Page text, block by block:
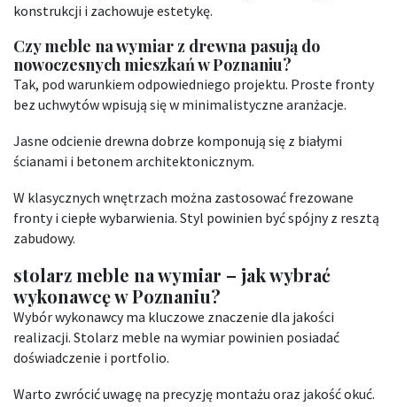
konstrukcji i zachowuje estetykę.
Czy meble na wymiar z drewna pasują do
nowoczesnych mieszkań w Poznaniu?
Tak, pod warunkiem odpowiedniego projektu. Proste fronty
bez uchwytów wpisują się w minimalistyczne aranżacje.
Jasne odcienie drewna dobrze komponują się z białymi
ścianami i betonem architektonicznym.
W klasycznych wnętrzach można zastosować frezowane
fronty i ciepłe wybarwienia. Styl powinien być spójny z resztą
zabudowy.
stolarz meble na wymiar – jak wybrać
wykonawcę w Poznaniu?
Wybór wykonawcy ma kluczowe znaczenie dla jakości
realizacji. Stolarz meble na wymiar powinien posiadać
doświadczenie i portfolio.
Warto zwrócić uwagę na precyzję montażu oraz jakość okuć.